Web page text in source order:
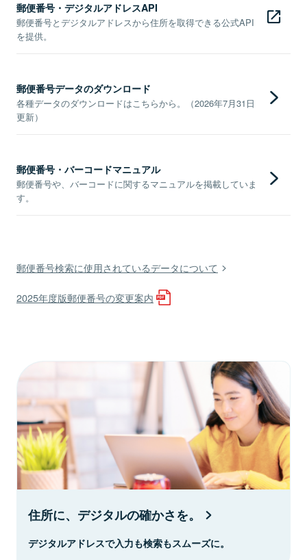
郵便番号・デジタルアドレスAPI
郵便番号とデジタルアドレスから住所を取得できる公式API
を提供。
郵便番号データのダウンロード
各種データのダウンロードはこちらから。（2026年7月31日
更新）
郵便番号・バーコードマニュアル
郵便番号や、バーコードに関するマニュアルを掲載していま
す。
郵便番号検索に使用されているデータについて
2025年度版郵便番号の変更案内
住所に、デジタルの確かさを。
デジタルアドレスで入力も検索もスムーズに。